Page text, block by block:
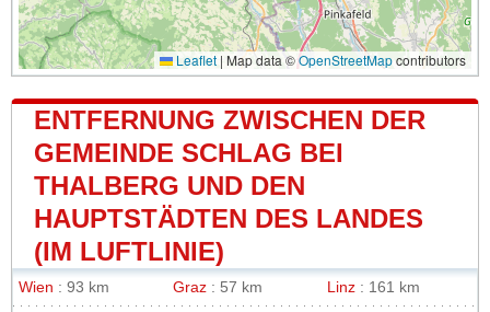
Leaflet | Map data ©OpenStreetMapcontributors
ENTFERNUNG ZWISCHEN DER
GEMEINDE SCHLAG BEI
THALBERG UND DEN
HAUPTSTÄDTEN DES LANDES
(IM LUFTLINIE)
Wien : 93 km Graz : 57 km Linz : 161 km